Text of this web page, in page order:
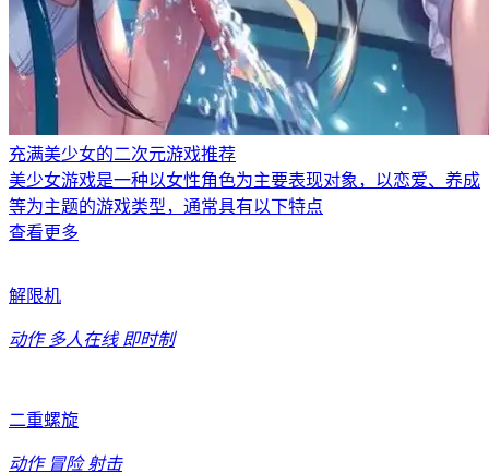
充满美少女的二次元游戏推荐
美少女游戏是一种以女性角色为主要表现对象，以恋爱、养成
等为主题的游戏类型，通常具有以下特点
查看更多
解限机
动作 多人在线 即时制
二重螺旋
动作 冒险 射击